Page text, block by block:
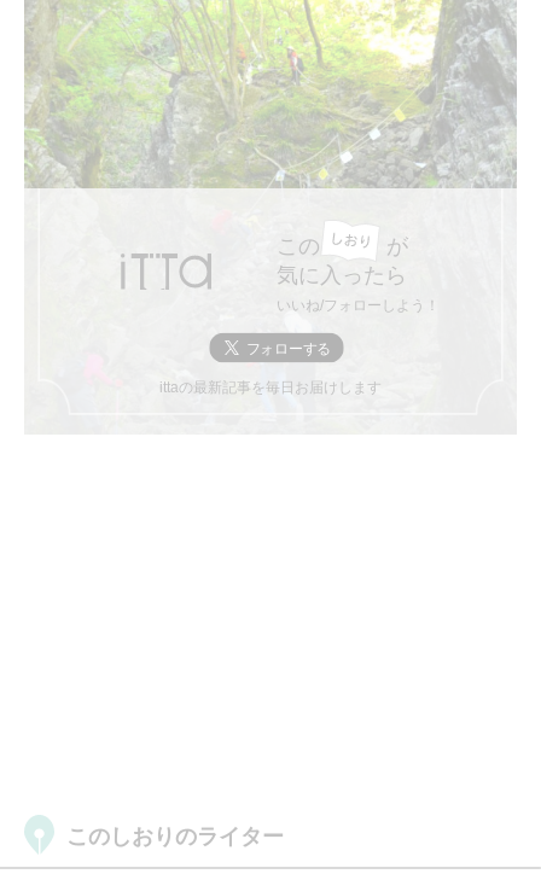
この
が
気に入ったら
いいね/フォローしよう！
ittaの最新記事を毎日お届けします
このしおりのライター